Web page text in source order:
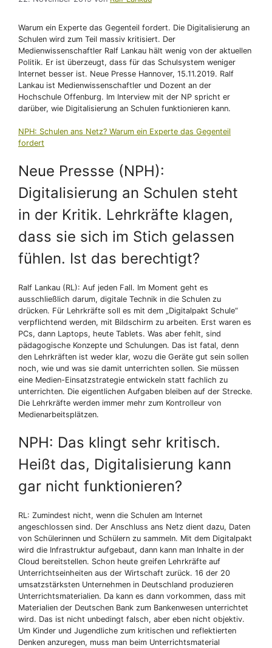
Warum ein Experte das Gegenteil fordert. Die Digitalisierung an
Schulen wird zum Teil massiv kritisiert. Der
Medienwissenschaftler Ralf Lankau hält wenig von der aktuellen
Politik. Er ist überzeugt, dass für das Schulsystem weniger
Internet besser ist. Neue Presse Hannover, 15.11.2019. Ralf
Lankau ist Medienwissenschaftler und Dozent an der
Hochschule Offenburg. Im Interview mit der NP spricht er
darüber, wie Digitalisierung an Schulen funktionieren kann.
NPH: Schulen ans Netz? Warum ein Experte das Gegenteil
fordert
Neue Pressse (NPH):
Digitalisierung an Schulen steht
in der Kritik. Lehrkräfte klagen,
dass sie sich im Stich gelassen
fühlen. Ist das berechtigt?
Ralf Lankau (RL): Auf jeden Fall. Im Moment geht es
ausschließlich darum, digitale Technik in die Schulen zu
drücken. Für Lehrkräfte soll es mit dem „Digitalpakt Schule“
verpflichtend werden, mit Bildschirm zu arbeiten. Erst waren es
PCs, dann Laptops, heute Tablets. Was aber fehlt, sind
pädagogische Konzepte und Schulungen. Das ist fatal, denn
den Lehrkräften ist weder klar, wozu die Geräte gut sein sollen
noch, wie und was sie damit unterrichten sollen. Sie müssen
eine Medien-Einsatzstrategie entwickeln statt fachlich zu
unterrichten. Die eigentlichen Aufgaben bleiben auf der Strecke.
Die Lehrkräfte werden immer mehr zum Kontrolleur von
Medienarbeitsplätzen.
NPH: Das klingt sehr kritisch.
Heißt das, Digitalisierung kann
gar nicht funktionieren?
RL: Zumindest nicht, wenn die Schulen am Internet
angeschlossen sind. Der Anschluss ans Netz dient dazu, Daten
von Schülerinnen und Schülern zu sammeln. Mit dem Digitalpakt
wird die Infrastruktur aufgebaut, dann kann man Inhalte in der
Cloud bereitstellen. Schon heute greifen Lehrkräfte auf
Unterrichtseinheiten aus der Wirtschaft zurück. 16 der 20
umsatzstärksten Unternehmen in Deutschland produzieren
Unterrichtsmaterialien. Da kann es dann vorkommen, dass mit
Materialien der Deutschen Bank zum Bankenwesen unterrichtet
wird. Das ist nicht unbedingt falsch, aber eben nicht objektiv.
Um Kinder und Jugendliche zum kritischen und reflektierten
Denken anzuregen, muss man beim Unterrichtsmaterial